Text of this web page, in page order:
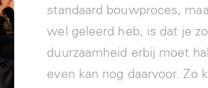
standaard bouwproces,
wel geleerd heb, is dat je
duurzaamheid erbij moet
even kan nog daarvoor. Zo